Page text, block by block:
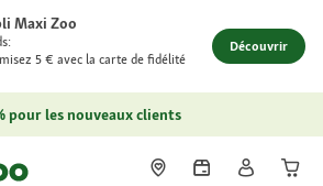
Maxi Zoo
5 € avec la carte de fidélité
Découvrir
pour les nouveaux clients